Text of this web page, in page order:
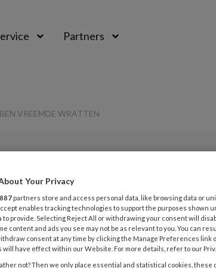
Partners
VREEMDE WRATTEN
Opslaan Reacties 0 Delen
hebben
Your Privacy
887 partners store and access personal data, like browsing data or
enables tracking technologies to support the purposes shown
to provide. Selecting Reject All or withdrawing your consent will
content and ads you see may not be as relevant to you. You can
consent at any time by clicking the Manage Preferences link
will have effect within our Website. For more details, refer to our
not? Then we only place essential and statistical cookies, these